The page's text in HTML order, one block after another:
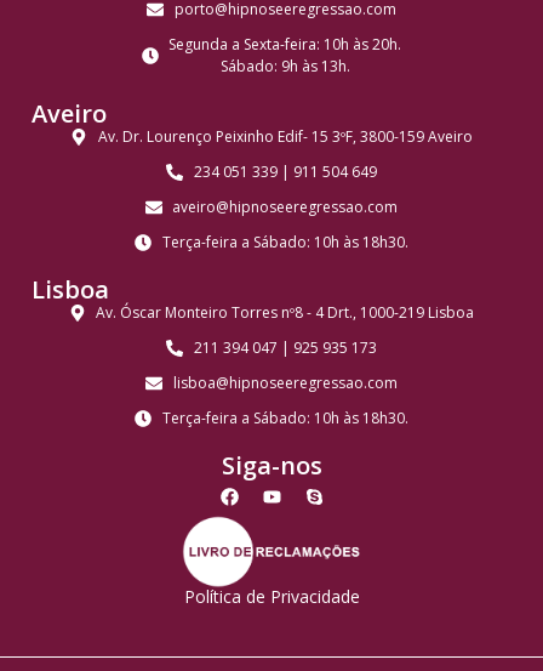
porto@hipnoseeregressao.com
Segunda a Sexta-feira: 10h às 20h.
Sábado: 9h às 13h.
Aveiro
Av. Dr. Lourenço Peixinho Edif- 15 3ºF, 3800-159 Aveiro
234 051 339 | 911 504 649
aveiro@hipnoseeregressao.com
Terça-feira a Sábado: 10h às 18h30.
Lisboa
Av. Óscar Monteiro Torres nº8 - 4 Drt., 1000-219 Lisboa
211 394 047 | 925 935 173
lisboa@hipnoseeregressao.com
Terça-feira a Sábado: 10h às 18h30.
Siga-nos
Política de Privacidade